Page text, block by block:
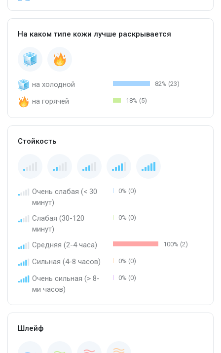
На каком типе кожи лучше раскрывается
на холодной 82% (23)
на горячей 18% (5)
Стойкость
Очень слабая (< 30
минут)
0% (0)
Слабая (30-120
минут)
0% (0)
Средняя (2-4 часа) 100% (2)
Сильная (4-8 часов) 0% (0)
Очень сильная (> 8-
ми часов)
0% (0)
Шлейф